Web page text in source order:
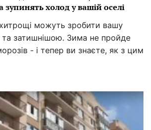
зупинять холод у вашій оселі
хитрощі можуть зробити вашу
затишнішою. Зима не пройде
- і тепер ви знаєте, як з цим